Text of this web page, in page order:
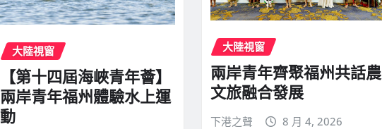
大陸視窗
【第十四屆海峽青年薈】
兩岸青年福州體驗水上運
動
大陸視窗
兩岸青年齊聚福州共話農
文旅融合發展
下港之聲 8 月 4, 2026